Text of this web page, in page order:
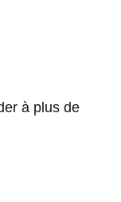
à plus de